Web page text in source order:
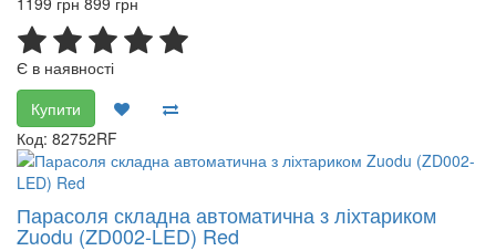
Є в наявності
Купити
Код: 82752RF
Парасоля складна автоматична з ліхтариком
Zuodu (ZD002-LED) Red